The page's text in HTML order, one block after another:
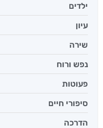
ילדים
עיון
שירה
נפש ורוח
פעוטות
סיפורי חיים
הדרכה